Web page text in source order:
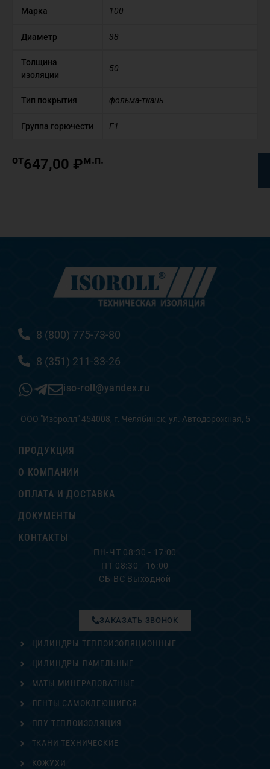
Марка 100
Диаметр 38
Толщина
изоляции
50
Тип покрытия фольма-ткань
Группа горючести Г1
от647,00 ₽м.п.
8 (800) 775-73-80
8 (351) 211-33-26
iso-roll@yandex.ru
ООО "Изоролл" 454008, г. Челябинск, ул. Автодорожная, 5
ПРОДУКЦИЯ
О КОМПАНИИ
ОПЛАТА И ДОСТАВКА
ДОКУМЕНТЫ
КОНТАКТЫ
ПН-ЧТ 08:30 - 17:00
ПТ 08:30 - 16:00
СБ-ВС Выходной
ЦИЛИНДРЫ ТЕПЛОИЗОЛЯЦИОННЫЕ
ЦИЛИНДРЫ ЛАМЕЛЬНЫЕ
МАТЫ МИНЕРАЛОВАТНЫЕ
ЛЕНТЫ САМОКЛЕЮЩИЕСЯ
ППУ ТЕПЛОИЗОЛЯЦИЯ
ТКАНИ ТЕХНИЧЕСКИЕ
ЗАКАЗАТЬ ЗВОНОК
КОЖУХИ